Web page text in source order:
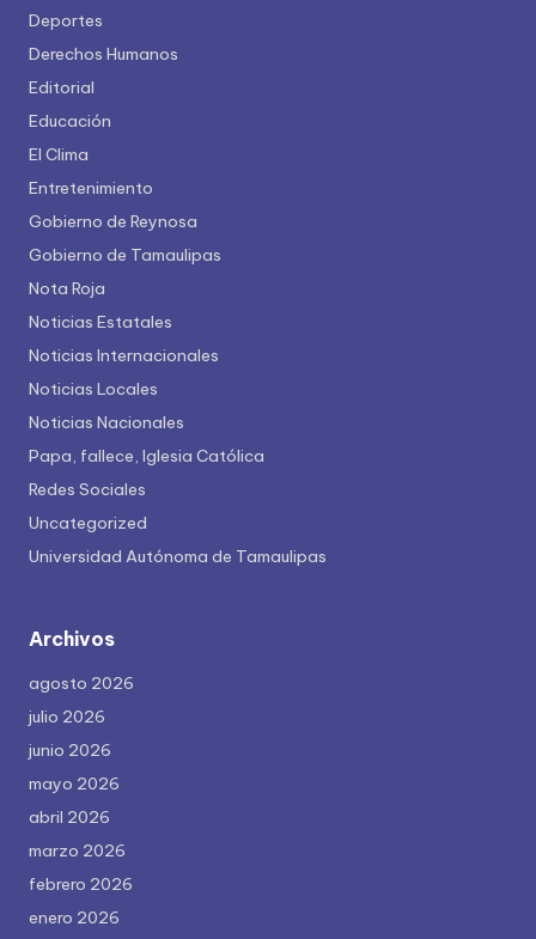
Deportes
Derechos Humanos
Editorial
Educación
El Clima
Entretenimiento
Gobierno de Reynosa
Gobierno de Tamaulipas
Nota Roja
Noticias Estatales
Noticias Internacionales
Noticias Locales
Noticias Nacionales
Papa, fallece, Iglesia Católica
Redes Sociales
Uncategorized
Universidad Autónoma de Tamaulipas
Archivos
agosto 2026
julio 2026
junio 2026
mayo 2026
abril 2026
marzo 2026
febrero 2026
enero 2026